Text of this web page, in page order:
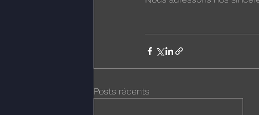
Posts récents